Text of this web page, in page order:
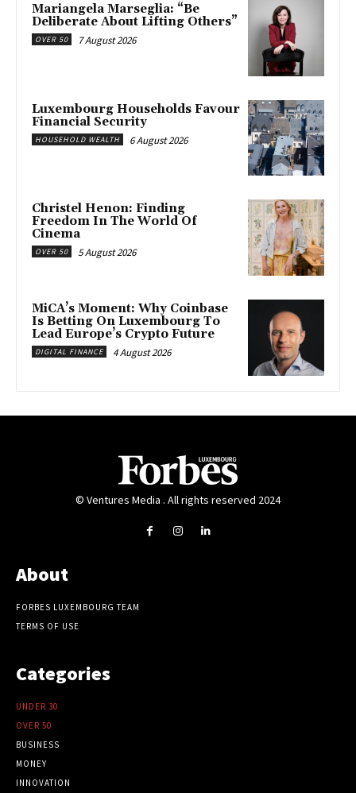
Mariangela Marseglia: “Be
Deliberate About Lifting Others”
OVER 50 7 August 2026
Luxembourg Households Favour
Financial Security
HOUSEHOLD WEALTH 6 August 2026
Christel Henon: Finding
Freedom In The World Of
Cinema
OVER 50 5 August 2026
MiCA’s Moment: Why Coinbase
Is Betting On Luxembourg To
Lead Europe’s Crypto Future
DIGITAL FINANCE 4 August 2026
© Ventures Media . All rights reserved 2024
About
FORBES LUXEMBOURG TEAM
TERMS OF USE
Categories
UNDER 30
OVER 50
BUSINESS
MONEY
INNOVATION